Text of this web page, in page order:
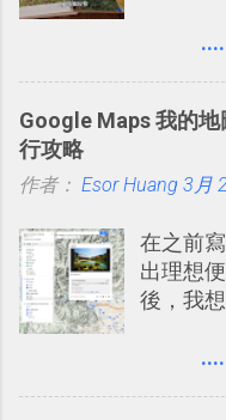
事可以
的軟體
台，可
戶 。
改造
程看板
要製作
片？而
（或是
提供了
可以立
之前我
方便教
Google Maps 我的
行攻略
作者： Esor Huang 3月
在之前
出理想
後，我
入的來